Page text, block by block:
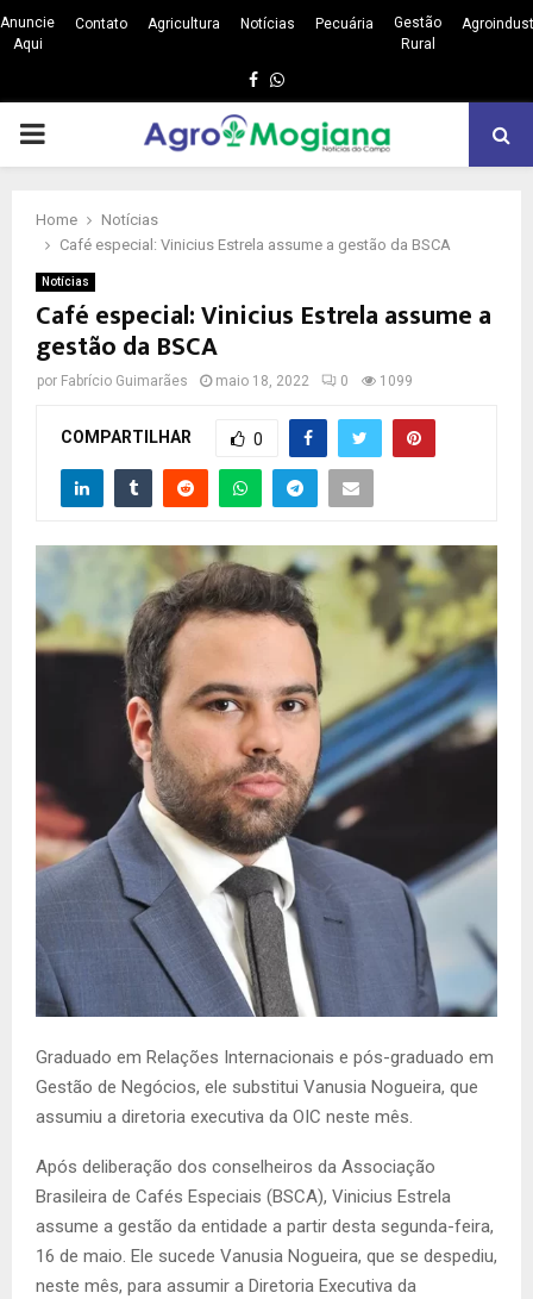
Anuncie
Aqui
Contato Agricultura Notícias Pecuária
Gestão
Rural
Facebook
Whatsapp
PRIMARY
Home
Notícias
Café especial: Vinicius Estrela assume a gestão da BSCA
Notícias
Café especial: Vinicius Estrela assume a
gestão da BSCA
por Fabrício Guimarães maio 18, 2022 0 1099
COMPARTILHAR 0
Graduado em Relações Internacionais e pós-graduado em
Gestão de Negócios, ele substitui Vanusia Nogueira, que
assumiu a diretoria executiva da OIC neste mês.
Após deliberação dos conselheiros da Associação
Brasileira de Cafés Especiais (BSCA), Vinicius Estrela
assume a gestão da entidade a partir desta segunda-feira,
16 de maio. Ele sucede Vanusia Nogueira, que se despediu,
neste mês, para assumir a Diretoria Executiva da